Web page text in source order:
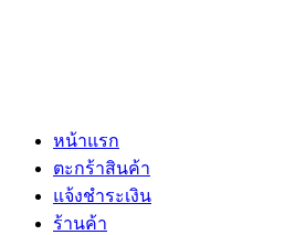
หน้าแรก
ตะกร้าสินค้า
แจ้งชำระเงิน
ร้านค้า